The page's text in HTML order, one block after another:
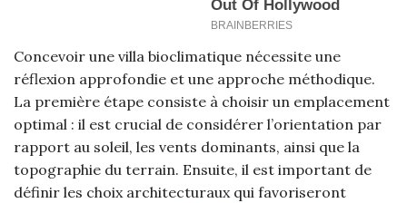
Concevoir une villa bioclimatique nécessite une
réflexion approfondie et une approche méthodique.
La première étape consiste à choisir un emplacement
optimal : il est crucial de considérer l’orientation par
rapport au soleil, les vents dominants, ainsi que la
topographie du terrain. Ensuite, il est important de
définir les choix architecturaux qui favoriseront